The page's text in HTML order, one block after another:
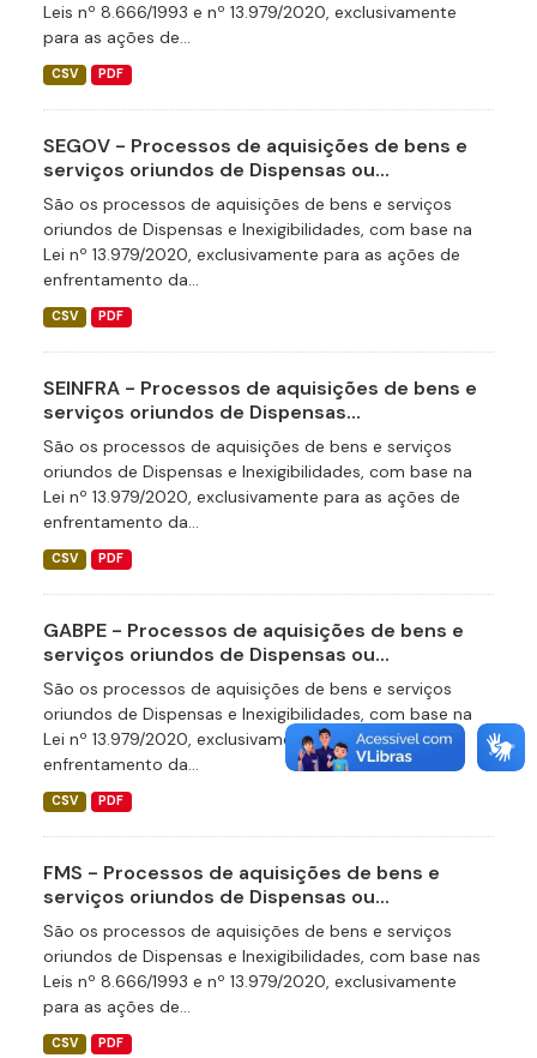
Leis nº 8.666/1993 e nº 13.979/2020, exclusivamente
para as ações de...
CSV PDF
SEGOV - Processos de aquisições de bens e
serviços oriundos de Dispensas ou...
São os processos de aquisições de bens e serviços
oriundos de Dispensas e Inexigibilidades, com base na
Lei nº 13.979/2020, exclusivamente para as ações de
enfrentamento da...
CSV PDF
SEINFRA - Processos de aquisições de bens e
serviços oriundos de Dispensas...
São os processos de aquisições de bens e serviços
oriundos de Dispensas e Inexigibilidades, com base na
Lei nº 13.979/2020, exclusivamente para as ações de
enfrentamento da...
CSV PDF
GABPE - Processos de aquisições de bens e
serviços oriundos de Dispensas ou...
São os processos de aquisições de bens e serviços
oriundos de Dispensas e Inexigibilidades, com base na
Lei nº 13.979/2020, exclusivamente para as ações de
enfrentamento da...
CSV PDF
FMS - Processos de aquisições de bens e
serviços oriundos de Dispensas ou...
São os processos de aquisições de bens e serviços
oriundos de Dispensas e Inexigibilidades, com base nas
Leis nº 8.666/1993 e nº 13.979/2020, exclusivamente
para as ações de...
CSV PDF